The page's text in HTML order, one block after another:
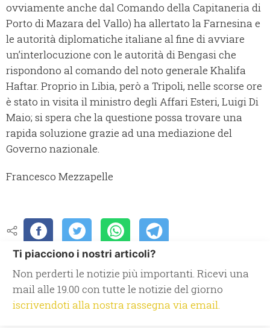
ovviamente anche dal Comando della Capitaneria di
Porto di Mazara del Vallo) ha allertato la Farnesina e
le autorità diplomatiche italiane al fine di avviare
un’interlocuzione con le autorità di Bengasi che
rispondono al comando del noto generale Khalifa
Haftar. Proprio in Libia, però a Tripoli, nelle scorse ore
è stato in visita il ministro degli Affari Esteri, Luigi Di
Maio; si spera che la questione possa trovare una
rapida soluzione grazie ad una mediazione del
Governo nazionale.
Francesco Mezzapelle
Ti piacciono i nostri articoli?
Non perderti le notizie più importanti. Ricevi una
mail alle 19.00 con tutte le notizie del giorno
iscrivendoti alla nostra rassegna via email.